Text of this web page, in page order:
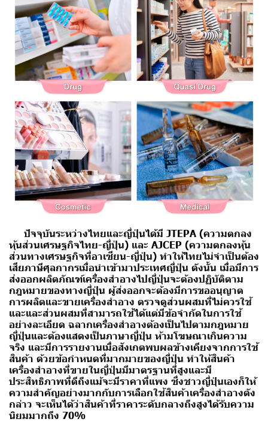
ปัจจุบันระหว่างไทยและญี่ปุ่นได้มี JTEPA (ความตกลง
หุ้นส่วนเศรษฐกิจไทย-ญี่ปุ่น) และ AJCEP (ความตกลงหุ้น
ส่วนทางเศรษฐกิจที่อาเซียน-ญี่ปุ่น) ทำให้ไทยไม่จำเป็นต้อง
เสียภาษีศุลกากรเมื่อนำเข้ามาประเทศญี่ปุ่น ดังนั้น เมื่อมีการ
ส่งออกผลิตภัณฑ์เครื่องสำอางไปญี่ปุ่นจะต้องปฏิบัติตาม
กฎหมายของทางญี่ปุ่น ผู้ส่งออกจะต้องมีการขออนุญาต
การผลิตและขายเครื่องสำอาง ตรวจดูส่วนผสมที่ไม่ควรใช้
และและส่วนผสมที่สามารถใช้ได้แต่มีข้อจำกัดในการใช้
อย่างละเอียด ฉลากเครื่องสำอางต้องเป็นไปตามกฎหมาย
ญี่ปุ่นและต้องแสดงเป็นภาษาญี่ปุ่น ห้ามโฆษณาเกินความ
จริง และมีการรายงานเมื่อสังเกตพบผลข้างเคียงจากการใช้
สินค้า ด้วยข้อกำหนดที่มากมายของญี่ปุ่น ทำให้สินค้า
เครื่องสำอางที่ขายในญี่ปุ่นมีมาตรฐานที่สูงและมี
ประสิทธิภาพที่ดีถึงแม้จะมีราคาที่แพง ซึ่งชาวญี่ปุ่นเองก็ให้
ความสำคัญอย่างมากกับการเลือกใช้สินค้าเครื่องสำอางดัง
กล่าว จะเห็นได้ว่าสินค้าที่ราคาระดับกลางถึงสูงได้รับความ
นิยมมากถึง 70%